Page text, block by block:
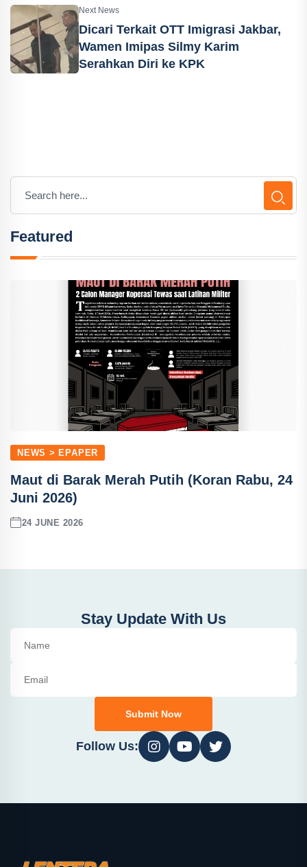
Next News
Dicari Terkait OTT Imigrasi Jakbar,
Wamen Imipas Silmy Karim
Serahkan Diri ke KPK
Featured
NEWS > EPAPER
Maut di Barak Merah Putih (Koran Rabu, 24
Juni 2026)
24 JUNE 2026
Stay Update With Us
Submit Now
Follow Us: